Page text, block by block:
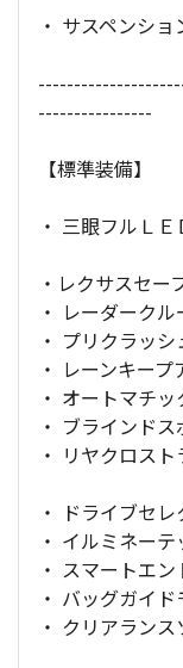
・ サスペンシ
----------------
【標準装備】
・ 三眼フルＬ
・レクサスセー
・ レーダーク
・ プリクラッ
・ レーンキープ
・ オートマチ
・ ブラインド
・ リヤクロス
・ ドライブセレ
・ イルミネー
・ スマートエ
・ バッグガイ
・ クリアランス